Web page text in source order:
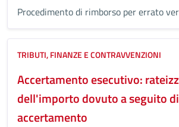
Procedimento di rimborso per errato
TRIBUTI, FINANZE E CONTRAVVENZIONI
Accertamento esecutivo:
dell'importo dovuto a seguito di
accertamento